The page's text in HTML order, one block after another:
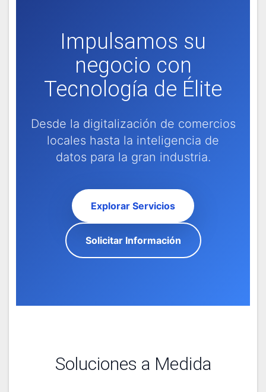
Impulsamos su
negocio con
Tecnología de Élite
Desde la digitalización de comercios
locales hasta la inteligencia de
datos para la gran industria.
Explorar Servicios
Solicitar Información
Soluciones a Medida